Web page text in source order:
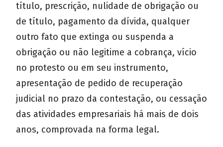
título, prescrição, nulidade de obrigação ou
de título, pagamento da dívida, qualquer
outro fato que extinga ou suspenda a
obrigação ou não legitime a cobrança, vício
no protesto ou em seu instrumento,
apresentação de pedido de recuperação
judicial no prazo da contestação, ou cessação
das atividades empresariais há mais de dois
anos, comprovada na forma legal.